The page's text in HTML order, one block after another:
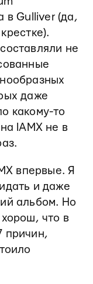
в Gulliver (да,
не
даже
какому-то
IAMX не в
впервые. Я
и даже
альбом. Но
хорош, что в
причин,